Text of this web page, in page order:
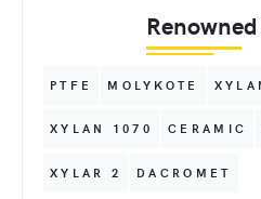
PTFE MOLYKOTE
XYLAN 1070 CERAMIC
XYLAR 2 DACROMET